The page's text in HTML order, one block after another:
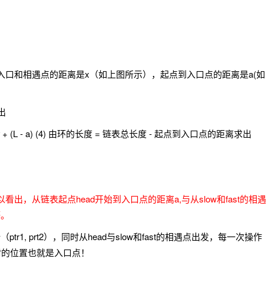
口和相遇点的距离是x（如上图所示），起点到入口点的距离是a(如
(L - a) (4) 由环的长度 = 链表总长度 - 起点到入口点的距离求出
出，从链表起点head开始到入口点的距离a,与从slow和fast的相遇
ptr1, prt2），同时从head与slow和fast的相遇点出发，每一次操作
位置也就是入口点！